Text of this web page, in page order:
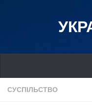
Україна
СУСПІЛЬСТВО